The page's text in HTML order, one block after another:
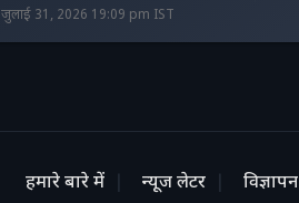
जुलाई 31, 2026 19:09 pm IST
हमारे बारे में न्यूज लेटर विज्ञापन